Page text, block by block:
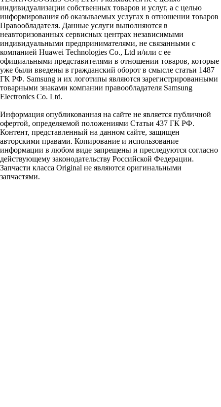
индивидуализации собственных товаров и услуг, а с целью
информирования об оказываемых услугах в отношении товаров
Правообладателя. Данные услуги выполняются в
неавторизованных сервисных центрах независимыми
индивидуальными предпринимателями, не связанными с
компанией Huawei Technologies Co., Ltd и/или с ее
официальными представителями в отношении товаров, которые
уже были введены в гражданский оборот в смысле статьи 1487
ГК РФ. Samsung и их логотипы являются зарегистрированными
товарными знаками компании правообладателя Samsung
Electronics Co. Ltd.
Информация опубликованная на сайте не является публичной
офертой, определяемой положениями Статьи 437 ГК РФ.
Контент, представленный на данном сайте, защищен
авторскими правами. Копирование и использование
информации в любом виде запрещены и преследуются согласно
действующему законодательству Российской Федерации.
Запчасти класса Original не являются оригинальными
запчастями.